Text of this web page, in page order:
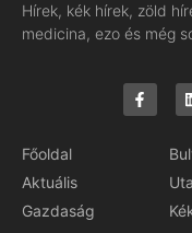
Hírek, kék hírek, zöld
medicina, ezo és még
Főoldal
Aktuális
Gazdaság